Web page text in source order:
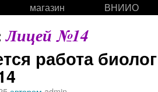
магазин
ВНИИО
Лицей №14
работа